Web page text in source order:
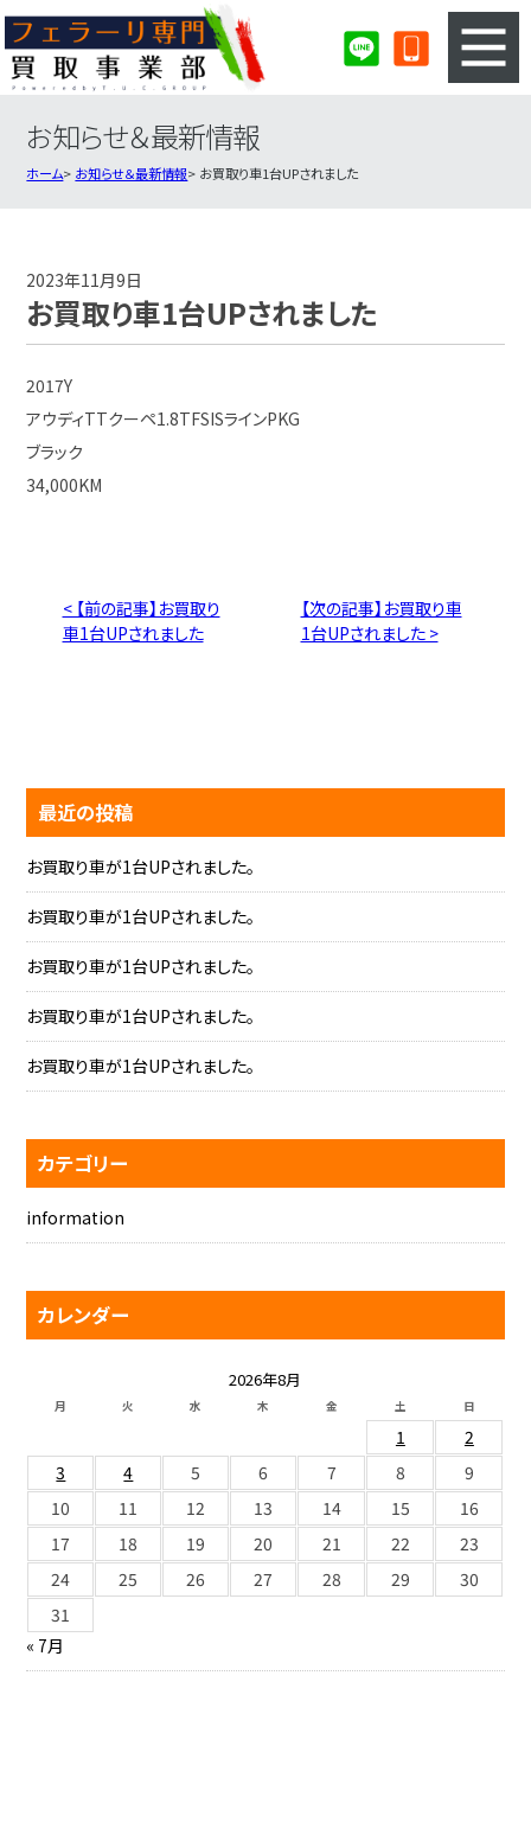
3ステップのカンタン査定
フェラーリ買取実績
お知らせ＆最新情報
ホーム お知らせ＆最新情報 お買取り車1台UPされました
2023年11月9日
お買取り車1台UPされました
2017Y
アウディTTクーペ1.8TFSISラインPKG
ブラック
34,000KM
< 【前の記事】お買取り
車1台UPされました
【次の記事】お買取り車
1台UPされました >
最近の投稿
お買取り車が1台UPされました。
お買取り車が1台UPされました。
お買取り車が1台UPされました。
お買取り車が1台UPされました。
お買取り車が1台UPされました。
カテゴリー
information
カレンダー
2026年8月
月 火 水 木 金 土 日
1
2
3
4 5 6 7 8
9
10
11 12 13 14 15
16
17
18 19 20 21 22
23
24
25 26 27 28 29
30
31
« 7月